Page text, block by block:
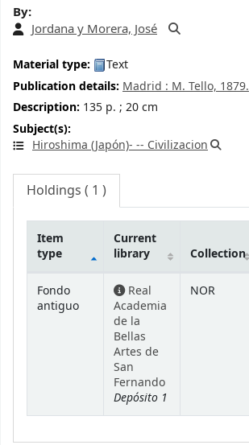
By:
Jordana y Morera, José
Material type:
Text
Publication details: Madrid : M. Tello, 1879.
Description: 135 p. ; 20 cm
Subject(s):
Hiroshima (Japón)- -- Civilizacion
Holdings ( 1 )
Holdings
Item
type
Current
library
Collection
Fondo
antiguo
Real
Academia
de la
Bellas
Artes de
San
Fernando
Depósito 1
NOR